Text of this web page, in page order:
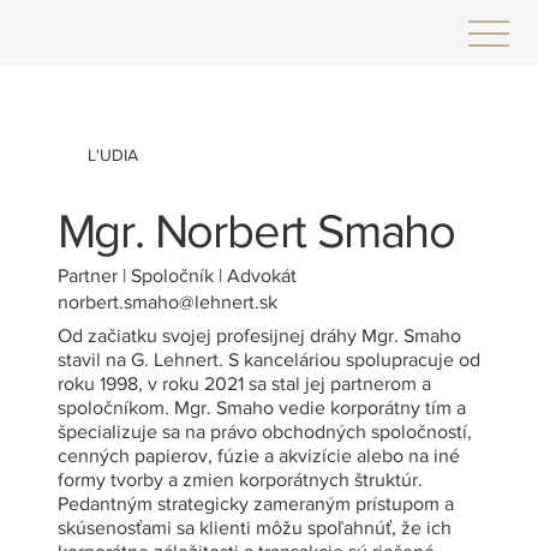
L'UDIA
Mgr. Norbert Smaho
Partner | Spoločník | Advokát
norbert.smaho@lehnert.sk
Od začiatku svojej profesijnej dráhy Mgr. Smaho
stavil na G. Lehnert. S kanceláriou spolupracuje od
roku 1998, v roku 2021 sa stal jej partnerom a
spoločníkom. Mgr. Smaho vedie korporátny tím a
špecializuje sa na právo obchodných spoločností,
cenných papierov, fúzie a akvizície alebo na iné
formy tvorby a zmien korporátnych štruktúr.
Pedantným strategicky zameraným prístupom a
skúsenosťami sa klienti môžu spoľahnúť, že ich